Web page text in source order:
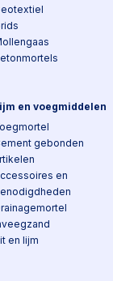
en voegmiddelen
gebonden
en
en lijm